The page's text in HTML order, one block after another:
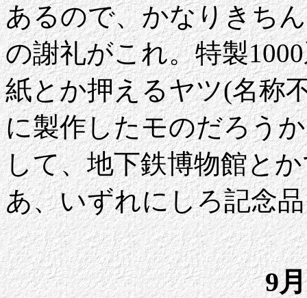
あるので、かなりきち
の謝礼がこれ。特製
紙とか押えるヤツ(名称
に製作したモのだろう
して、地下鉄博物館と
あ、いずれにしろ記念
9